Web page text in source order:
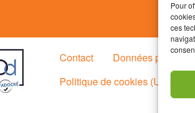
Pour
ces
Contact Données
Politique de cookies (UE)